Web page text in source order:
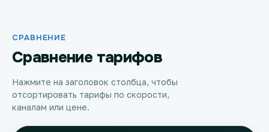
СРАВНЕНИЕ
Сравнение тарифов
Нажмите на заголовок столбца, чтобы
отсортировать тарифы по скорости,
каналам или цене.